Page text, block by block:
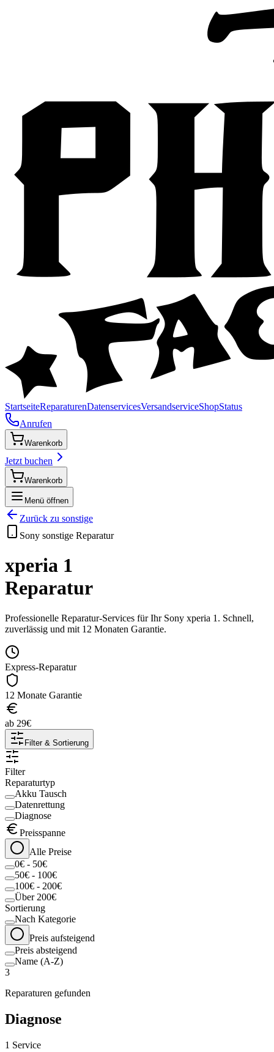
StartseiteReparaturenDatenservicesVersandserviceShopStatus
Anrufen
Warenkorb
Jetzt buchen
Warenkorb
Menü öffnen
Zurück zu sonstige
Sony sonstige Reparatur
xperia 1
Reparatur
Professionelle Reparatur-Services für Ihr Sony xperia 1 . Schnell,
zuverlässig und mit 12 Monaten Garantie.
Express-Reparatur
12 Monate Garantie
ab 29€
Filter & Sortierung
Filter
Reparaturtyp
Akku Tausch
Datenrettung
Diagnose
Preisspanne
Alle Preise
0€ - 50€
50€ - 100€
100€ - 200€
Über 200€
Sortierung
Nach Kategorie
Preis aufsteigend
Preis absteigend
Name (A-Z)
3
Reparaturen gefunden
Diagnose
1 Service